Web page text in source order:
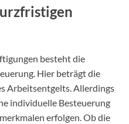
besteht die
Hier beträgt die
Arbeitsentgelts. Allerdings
individuelle Besteuerung
erfolgen. Ob die